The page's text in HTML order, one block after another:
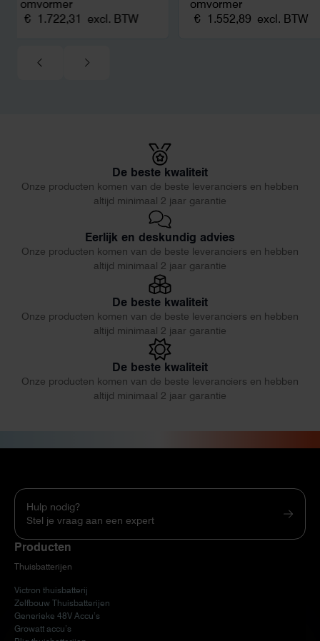
omvormer
€ 1.722,31 excl. BTW
omvormer
€ 1.552,89 excl. BTW
De beste kwaliteit
Onze producten komen van de beste leveranciers en hebben
altijd minimaal 2 jaar garantie
Eerlijk en deskundig advies
Onze producten komen van de beste leveranciers en hebben
altijd minimaal 2 jaar garantie
De beste kwaliteit
Onze producten komen van de beste leveranciers en hebben
altijd minimaal 2 jaar garantie
De beste kwaliteit
Onze producten komen van de beste leveranciers en hebben
altijd minimaal 2 jaar garantie
Hulp nodig?
Stel je vraag aan een expert
Producten
Thuisbatterijen
Victron thuisbatterij
Zelfbouw Thuisbatterijen
Generieke 48V Accu’s
Growatt accu’s